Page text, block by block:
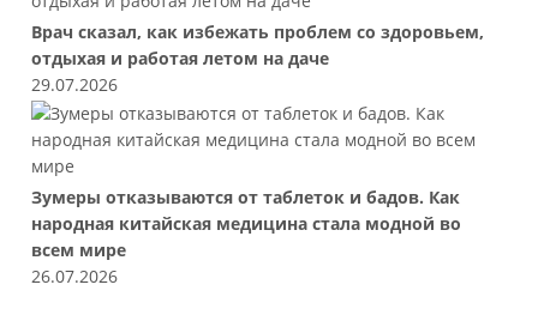
Врач сказал, как избежать проблем со здоровьем,
отдыхая и работая летом на даче
29.07.2026
Зумеры отказываются от таблеток и бадов. Как
народная китайская медицина стала модной во
всем мире
26.07.2026